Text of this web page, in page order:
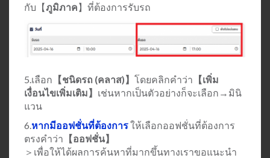
กับ【ภูมิภาค】ที่ต้องการรับรถ
5.เลือก 【ชนิดรถ (คลาส)】 โดยคลิกคำว่า 【เพิ่ม
เงื่อนไขเพิ่มเติม】 เช่นหากเป็นตัวอย่างก็จะเลือก→มินิ
แวน
6. หากมีออฟชั่นที่ต้องการให้เลือกออฟชั่นที่ต้องการ
ตรงคำว่า 【ออฟชั่น】
＞เพื่อให้ได้ผลการค้นหาที่มากขึ้นทางเราขอแนะนำ